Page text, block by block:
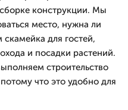
конструкции. Мы
место, нужна ли
для гостей,
и посадки растений.
строительство
что это удобно для